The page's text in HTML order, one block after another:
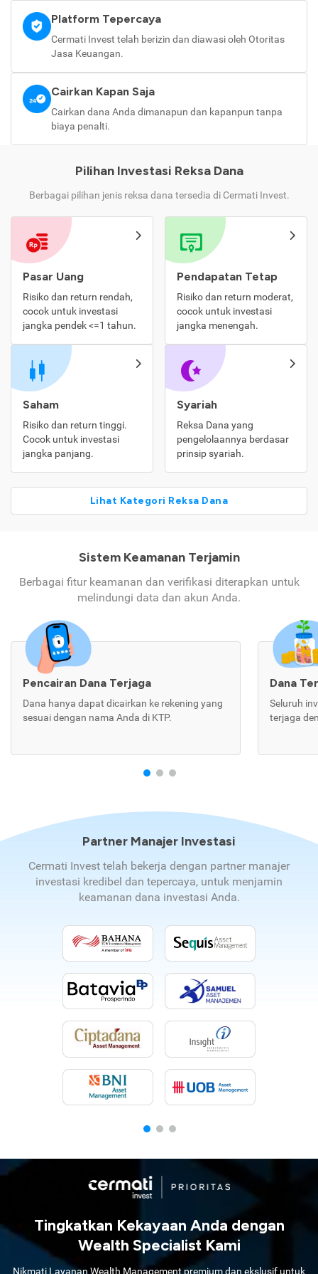
Platform Tepercaya
Cermati Invest telah berizin dan diawasi oleh Otoritas
Jasa Keuangan.
Cairkan Kapan Saja
Cairkan dana Anda dimanapun dan kapanpun tanpa
biaya penalti.
Pilihan Investasi Reksa Dana
Berbagai pilihan jenis reksa dana tersedia di Cermati Invest.
Pasar Uang
Risiko dan return rendah,
cocok untuk investasi
jangka pendek <=1 tahun.
Pendapatan Tetap
Risiko dan return moderat,
cocok untuk investasi
jangka menengah.
Saham
Risiko dan return tinggi.
Cocok untuk investasi
jangka panjang.
Syariah
Reksa Dana yang
pengelolaannya berdasar
prinsip syariah.
Lihat Kategori Reksa Dana
Sistem Keamanan Terjamin
Berbagai fitur keamanan dan verifikasi diterapkan untuk
melindungi data dan akun Anda.
Pencairan Dana Terjaga
Dana hanya dapat dicairkan ke rekening yang
sesuai dengan nama Anda di KTP.
Dana
Seluruh
terjaga
Partner Manajer Investasi
Cermati Invest telah bekerja dengan partner manajer
investasi kredibel dan tepercaya, untuk menjamin
keamanan dana investasi Anda.
Tingkatkan Kekayaan Anda dengan
Wealth Specialist Kami
Nikmati Layanan Wealth Management premium dan ekslusif untuk